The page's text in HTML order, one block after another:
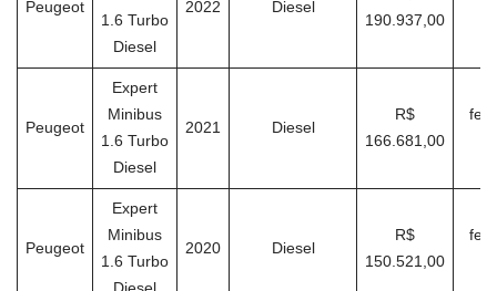
Peugeot
1.6 Turbo
Diesel
2022 Diesel
190.937,00
Peugeot
Expert
Minibus
1.6 Turbo
Diesel
2021 Diesel
R$
166.681,00
Peugeot
Expert
Minibus
1.6 Turbo
2020 Diesel
R$
150.521,00